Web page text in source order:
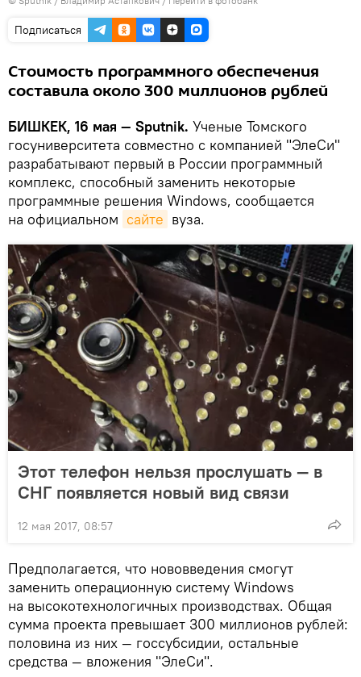
Подписаться
Стоимость программного обеспечения
составила около 300 миллионов рублей
БИШКЕК, 16 мая — Sputnik. Ученые Томского
госуниверситета совместно с компанией "ЭлеСи"
разрабатывают первый в России программный
комплекс, способный заменить некоторые
программные решения Windows, сообщается
на официальном сайте вуза.
Этот телефон нельзя прослушать — в
СНГ появляется новый вид связи
12 мая 2017, 08:57
Предполагается, что нововведения смогут
заменить операционную систему Windows
на высокотехнологичных производствах. Общая
сумма проекта превышает 300 миллионов рублей:
половина из них — госсубсидии, остальные
средства — вложения "ЭлеСи".